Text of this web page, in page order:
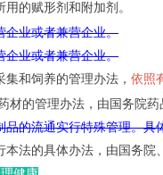
的赋形剂和附加剂。
企业或者兼营企业。
企业或者兼营企业。
和饲养的管理办法， 依照
的管理办法，由国务院药
的流通实行特殊管理。具
法的具体办法，由国务院